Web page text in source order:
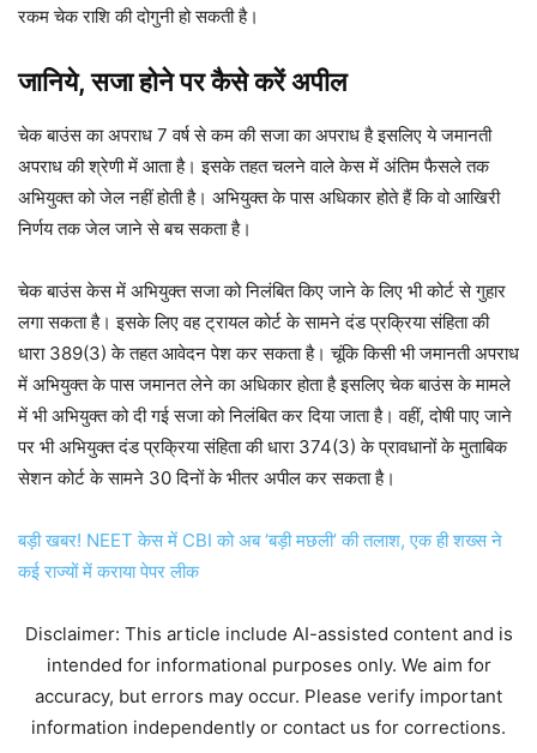
रकम चेक राशि की दोगुनी हो सकती है।
जानिये, सजा होने पर कैसे करें अपील
चेक बाउंस का अपराध 7 वर्ष से कम की सजा का अपराध है इसलिए ये जमानती
अपराध की श्रेणी में आता है। इसके तहत चलने वाले केस में अंतिम फैसले तक
अभियुक्त को जेल नहीं होती है। अभियुक्त के पास अधिकार होते हैं कि वो आखिरी
निर्णय तक जेल जाने से बच सकता है।
चेक बाउंस केस में अभियुक्त सजा को निलंबित किए जाने के लिए भी कोर्ट से गुहार
लगा सकता है। इसके लिए वह ट्रायल कोर्ट के सामने दंड प्रक्रिया संहिता की
धारा 389(3) के तहत आवेदन पेश कर सकता है। चूंकि किसी भी जमानती अपराध
में अभियुक्त के पास जमानत लेने का अधिकार होता है इसलिए चेक बाउंस के मामले
में भी अभियुक्त को दी गई सजा को निलंबित कर दिया जाता है। वहीं, दोषी पाए जाने
पर भी अभियुक्त दंड प्रक्रिया संहिता की धारा 374(3) के प्रावधानों के मुताबिक
सेशन कोर्ट के सामने 30 दिनों के भीतर अपील कर सकता है।
बड़ी खबर! NEET केस में CBI को अब ‘बड़ी मछली’ की तलाश, एक ही शख्स ने
कई राज्यों में कराया पेपर लीक
Disclaimer: This article include AI-assisted content and is
intended for informational purposes only. We aim for
accuracy, but errors may occur. Please verify important
information independently or contact us for corrections.